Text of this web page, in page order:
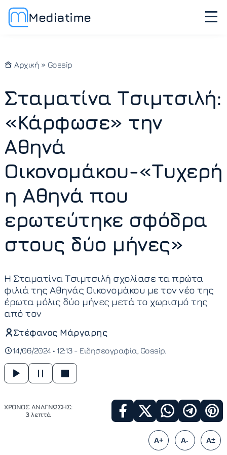
Mediatime
Αρχική » Gossip
Σταματίνα Τσιμτσιλή:
«Κάρφωσε» την
Αθηνά
Οικονομάκου-«Τυχερή
η Αθηνά που
ερωτεύτηκε σφόδρα
στους δύο μήνες»
Η Σταματίνα Τσιμτσιλή σχολίασε τα πρώτα
φιλιά της Αθηνάς Οικονομάκου με τον νέο της
έρωτα μόλις δύο μήνες μετά το χωρισμό της
από τον
Στέφανος Μάργαρης
14/06/2024 • 12:13 - Ειδησεογραφία Gossip
ΧΡΟΝΟΣ ΑΝΑΓΝΩΣΗΣ:
3 λεπτά
A+ A- A±